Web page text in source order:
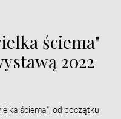
ściema"
2022
ściema", od początku